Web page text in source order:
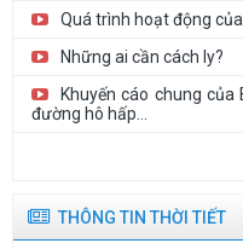
Quá trình hoạt động
Những ai cần cách ly?
Khuyến cáo chung
đường hô hấp...
THÔNG TIN THỜI TIẾT